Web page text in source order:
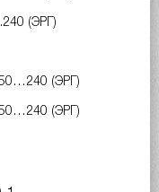
(ЭРГ)
(ЭРГ)
(ЭРГ)